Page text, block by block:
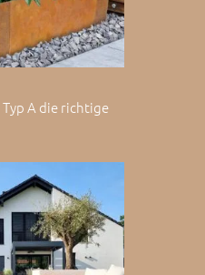
A die richtige